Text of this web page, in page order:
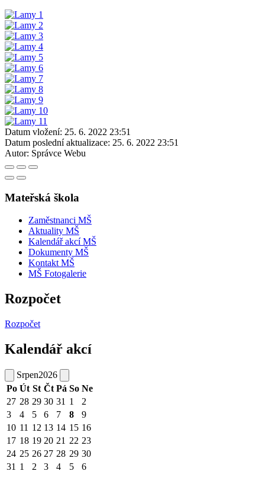
Datum vložení: 25. 6. 2022 23:51
Datum poslední aktualizace: 25. 6. 2022 23:51
Autor: Správce Webu
Mateřská škola
Zaměstnanci MŠ
Aktuality MŠ
Kalendář akcí MŠ
Dokumenty MŠ
Kontakt MŠ
MŠ Fotogalerie
Rozpočet
Rozpočet
Kalendář akcí
Srpen2026
Po Út St Čt Pá So Ne
27 28 29 30 31 1
2
3
4 5 6 7 8
9
10 11 12 13 14 15 16
17 18 19 20 21 22 23
24 25 26 27 28 29 30
31 1 2 3 4 5 6